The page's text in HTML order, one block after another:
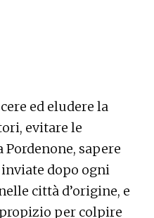
ed eludere la
evitare le
sapere
dopo ogni
città d’origine, e
per colpire